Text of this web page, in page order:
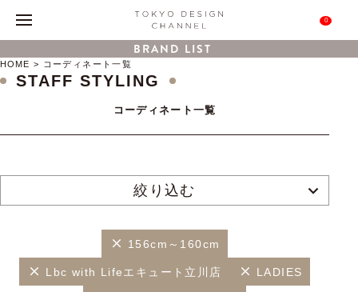
0
BRAND LIST
HOME コーディネート一覧
STAFF STYLING
コーディネート一覧
絞り込む
156cm～160cm
Lbc with Lifeエキュート立川店 LADIES